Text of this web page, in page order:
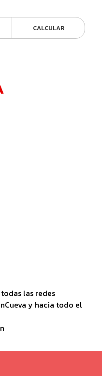
CALCULAR
las redes
y hacia todo el